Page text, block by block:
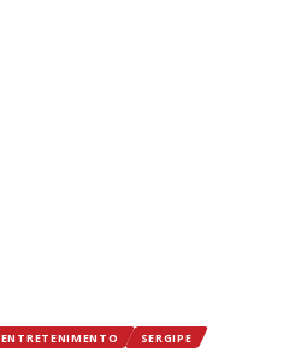
ENTRETENIMENTO SERGIPE